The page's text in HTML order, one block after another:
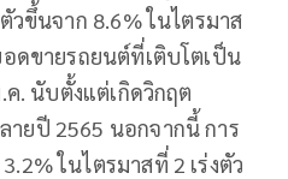
วขึ้นจาก 8.6% ในไตรมาส
อดขายรถยนต์ที่เติบโตเป็น
ค. นับตั้งแต่เกิดวิกฤต
ยปี 2565 นอกจากนี้ การ
ในไตรมาสที่ 2 เร่งตัว